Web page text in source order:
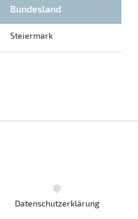
Bundesland
Steiermark
Datenschutzerklärung